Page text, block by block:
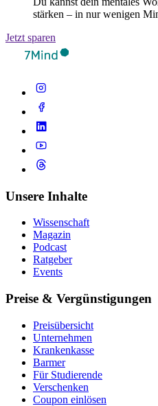
stärken – in nur wenigen
Jetzt sparen
Unsere Inhalte
Wissenschaft
Magazin
Podcast
Ratgeber
Events
Preise & Vergünstigungen
Preisübersicht
Unternehmen
Krankenkasse
Barmer
Für Studierende
Ver­schen­ken
Coupon einlösen